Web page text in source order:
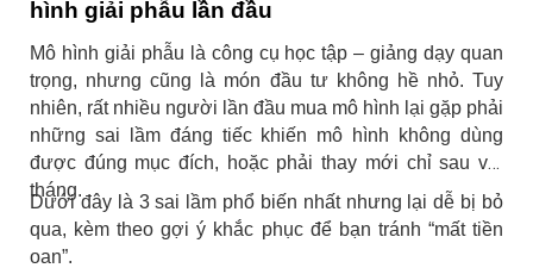
hình giải phẫu lần đầu
Mô hình giải phẫu là công cụ học tập – giảng dạy quan
trọng, nhưng cũng là món đầu tư không hề nhỏ. Tuy
nhiên, rất nhiều người lần đầu mua mô hình lại gặp phải
những sai lầm đáng tiếc khiến mô hình không dùng
được đúng mục đích, hoặc phải thay mới chỉ sau vài
tháng.
Dưới đây là 3 sai lầm phổ biến nhất nhưng lại dễ bị bỏ
qua, kèm theo gợi ý khắc phục để bạn tránh “mất tiền
oan”.